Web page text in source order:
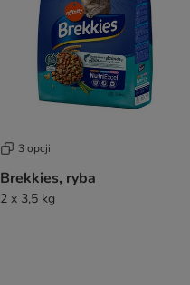
3 opcji
Brekkies, ryba
2 x 3,5 kg